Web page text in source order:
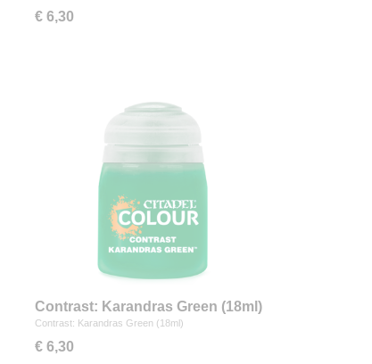
€ 6,30
Contrast: Karandras Green (18ml)
Contrast: Karandras Green (18ml)
€ 6,30